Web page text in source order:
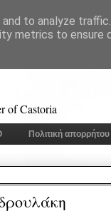
of Castoria
Πολιτική
to analyze
metrics to ensure